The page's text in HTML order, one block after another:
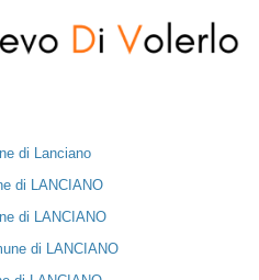
di Lanciano
di LANCIANO
di LANCIANO
di LANCIANO